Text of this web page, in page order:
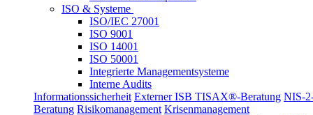
ISO & Systeme
ISO/IEC 27001
ISO 9001
ISO 14001
ISO 50001
Integrierte Managementsysteme
Interne Audits
Informationssicherheit Externer ISB TISAX®-Beratung NIS-
Beratung Risikomanagement Krisenmanagement